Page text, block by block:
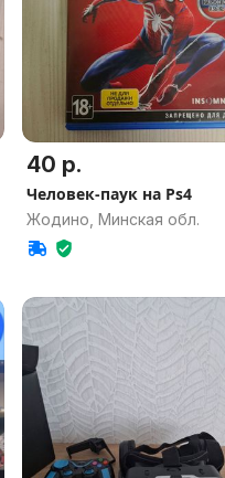
40 р.
Человек-паук на Ps4
Жодино, Минская обл.